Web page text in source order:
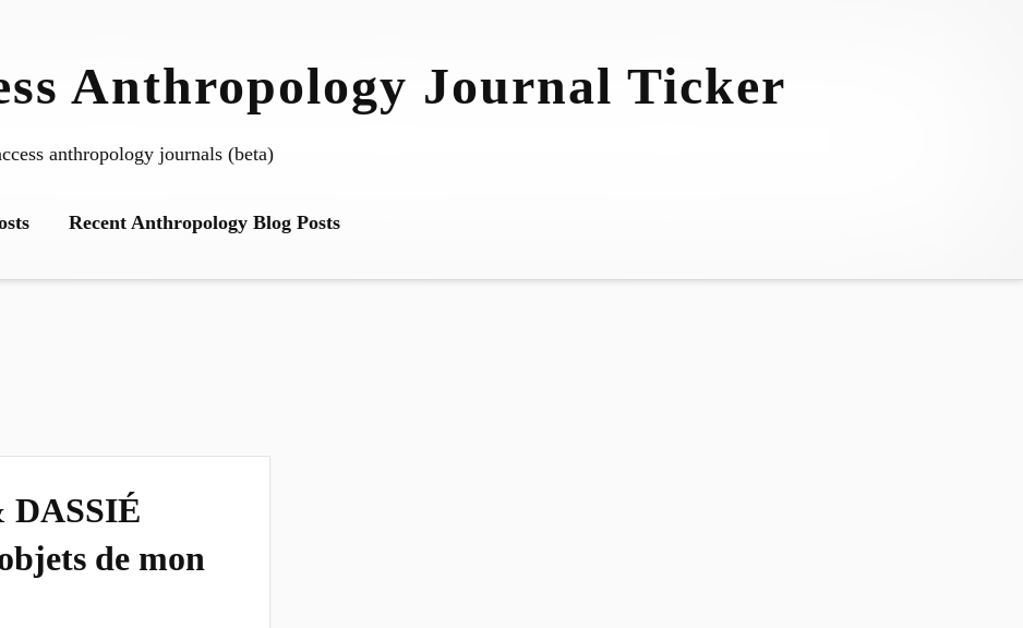
Anthropology Journal Ticker
anthropology journals (beta)
Recent Anthropology Blog Posts
DASSIÉ
de mon